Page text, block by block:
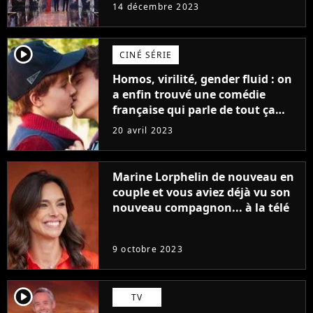
14 décembre 2023
player2 CINÉ SÉRIE
Homos, virilité, gender fluid : on
a enfin trouvé une comédie
française qui parle de tout ça
sans être super ringarde
20 avril 2023
Marine Lorphelin de nouveau en
couple et vous aviez déjà vu son
nouveau compagnon... à la télé
9 octobre 2023
player2 TV